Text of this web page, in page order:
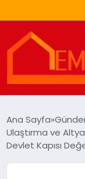
EKONOMI
Ana Sayfa
Ulaştırma ve
Devlet Kapısı